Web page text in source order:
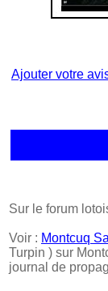
Ajouter votre
Sur le forum
Voir : Montcuq
Turpin ) sur
journal de